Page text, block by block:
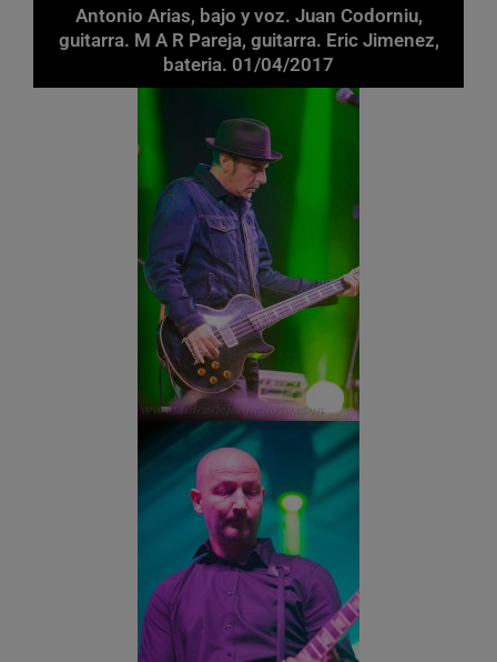
Antonio Arias, bajo y voz. Juan Codorniu,
guitarra. M A R Pareja, guitarra. Eric Jimenez,
bateria. 01/04/2017